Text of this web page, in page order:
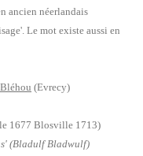
ancien néerlandais
Le mot existe aussi en
(Evrecy)
1677 Blosville 1713)
(Bladulf Bladwulf)